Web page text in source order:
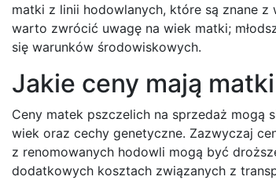
matki z linii hodowlanych, które są znane
warto zwrócić uwagę na wiek matki;
się warunków środowiskowych.
Jakie ceny mają
Ceny matek pszczelich na sprzedaż mogą
wiek oraz cechy genetyczne. Zazwyczaj
z renomowanych hodowli mogą być
dodatkowych kosztach związanych z